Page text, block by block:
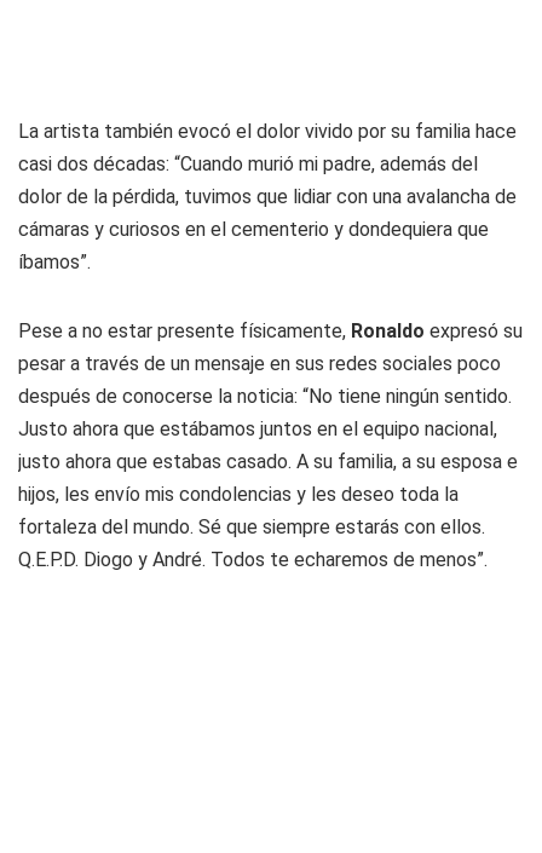
La artista también evocó el dolor vivido por su familia hace
casi dos décadas: “Cuando murió mi padre, además del
dolor de la pérdida, tuvimos que lidiar con una avalancha de
cámaras y curiosos en el cementerio y dondequiera que
íbamos”.
Pese a no estar presente físicamente, Ronaldo expresó su
pesar a través de un mensaje en sus redes sociales poco
después de conocerse la noticia: “No tiene ningún sentido.
Justo ahora que estábamos juntos en el equipo nacional,
justo ahora que estabas casado. A su familia, a su esposa e
hijos, les envío mis condolencias y les deseo toda la
fortaleza del mundo. Sé que siempre estarás con ellos.
Q.E.P.D. Diogo y André. Todos te echaremos de menos”.